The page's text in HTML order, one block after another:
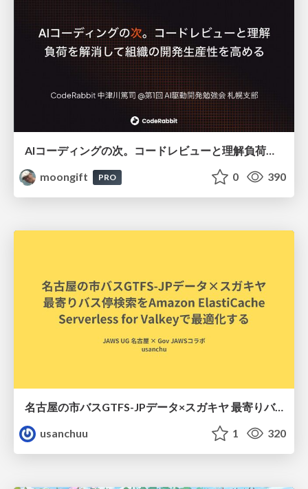
AIコーディングの次。コードレビューと理解負荷を解消して組織の開発生産性を高める
moongift
PRO 0 390
名古屋の市バスGTFS-JPデータ×スガキヤ 最寄りバス停検索をAmazon ElastiCache Serverless for Valkeyで最適化する
usanchuu
1 320